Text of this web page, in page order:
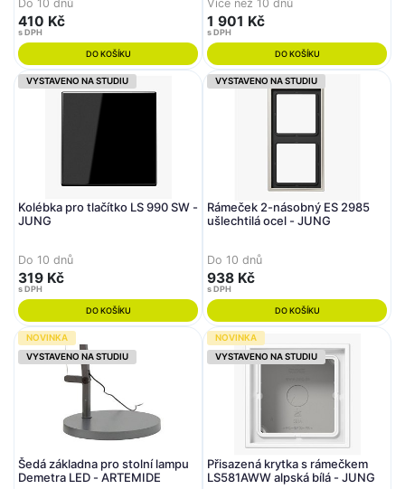
Do 10 dnů
410 Kč
s DPH
DO KOŠÍKU
Více než 10 dnů
1 901 Kč
s DPH
DO KOŠÍKU
VYSTAVENO NA STUDIU
Kolébka pro tlačítko LS 990 SW -
JUNG
Do 10 dnů
319 Kč
s DPH
DO KOŠÍKU
VYSTAVENO NA STUDIU
Rámeček 2-násobný ES 2985
ušlechtilá ocel - JUNG
Do 10 dnů
938 Kč
s DPH
DO KOŠÍKU
NOVINKA
VYSTAVENO NA STUDIU
Šedá základna pro stolní lampu
Demetra LED - ARTEMIDE
NOVINKA
VYSTAVENO NA STUDIU
Přisazená krytka s rámečkem
LS581AWW alpská bílá - JUNG